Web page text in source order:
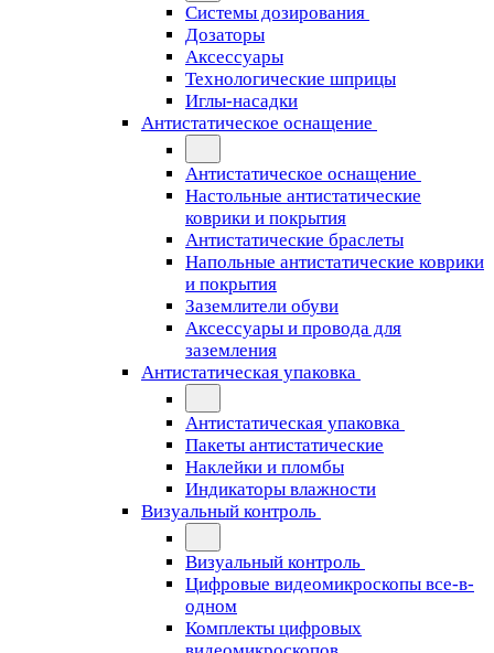
Системы дозирования
Дозаторы
Аксессуары
Технологические шприцы
Иглы-насадки
Антистатическое оснащение
Антистатическое оснащение
Настольные антистатические
коврики и покрытия
Антистатические браслеты
Напольные антистатические коврики
и покрытия
Заземлители обуви
Аксессуары и провода для
заземления
Антистатическая упаковка
Антистатическая упаковка
Пакеты антистатические
Наклейки и пломбы
Индикаторы влажности
Визуальный контроль
Визуальный контроль
Цифровые видеомикроскопы все-в-
одном
Комплекты цифровых